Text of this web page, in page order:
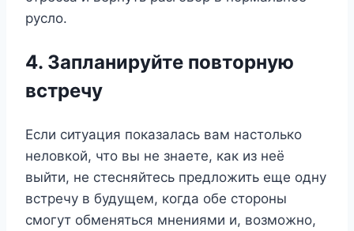
русло.
4. Запланируйте повторную
встречу
Если ситуация показалась вам настолько
неловкой, что вы не знаете, как из неё
выйти, не стесняйтесь предложить еще одну
встречу в будущем, когда обе стороны
смогут обменяться мнениями и, возможно,